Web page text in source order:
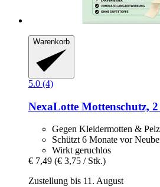
Warenkorb
5.0 (4)
NexaLotte Mottenschutz,
Gegen Kleidermotten &
Schützt 6 Monate vor
Wirkt geruchlos
€ 7,49 (€ 3,75 / Stk.)
Zustellung bis 11. August